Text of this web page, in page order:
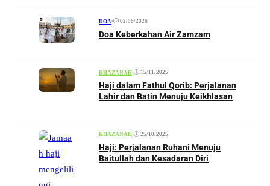
DOA • 02/06/2026
Doa Keberkahan Air Zamzam
KHAZANAH• 15/11/2025
Haji dalam Fathul Qorib: Perjalanan
Lahir dan Batin Menuju Keikhlasan
KHAZANAH• 25/10/2025
Haji: Perjalanan Ruhani Menuju
Baitullah dan Kesadaran Diri